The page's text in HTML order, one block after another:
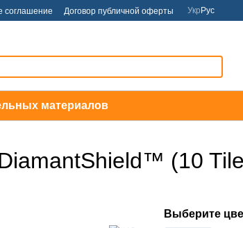
соглашение Договор публичной оферты Укр Рус
материалов
(10
Выберите